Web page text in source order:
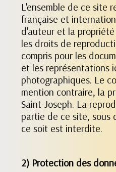
L'ensemble de ce site
française et
d'auteur et la
les droits de
compris pour les
et les représentations
photographiques. Le
mention contraire, la
Saint-Joseph. La
partie de ce site, sous
ce soit est interdite.
2) Protection des